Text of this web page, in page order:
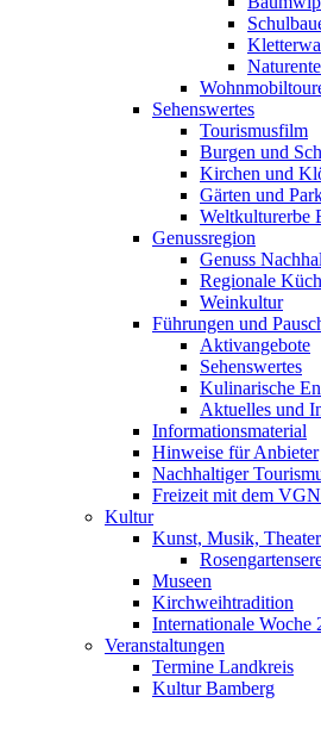
Sehenswertes
Tourismusfilm
Burgen und
Kirchen und
Gärten und
Weltkulturerbe
Genussregion
Genuss
Regionale
Weinkultur
Führungen und
Aktivangebote
Sehenswertes
Kulinarische
Aktuelles und
Informationsmaterial
Hinweise für Anbieter
Nachhaltiger
Freizeit mit dem VGN
Kultur
Kunst, Musik, Theater
Museen
Kirchweihtradition
Internationale Woche
Veranstaltungen
Termine Landkreis
Kultur Bamberg